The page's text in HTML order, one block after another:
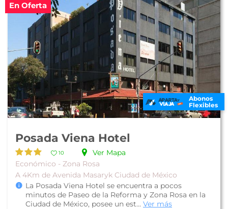
En Oferta
Abonos
Flexibles
Posada Viena Hotel
10
Ver Mapa
Económico - Zona Rosa
A 4Km de Avenida Masaryk Ciudad de México
La Posada Viena Hotel se encuentra a pocos
minutos de Paseo de la Reforma y Zona Rosa en la
Ciudad de México, posee un est... Ver más